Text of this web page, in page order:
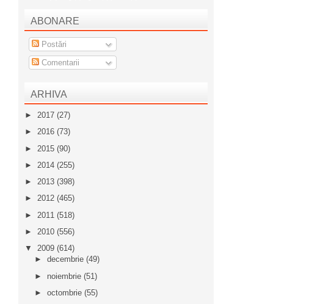
ABONARE
Postări
Comentarii
ARHIVA
► 2017 (27)
► 2016 (73)
► 2015 (90)
► 2014 (255)
► 2013 (398)
► 2012 (465)
► 2011 (518)
► 2010 (556)
▼ 2009 (614)
► decembrie (49)
► noiembrie (51)
► octombrie (55)